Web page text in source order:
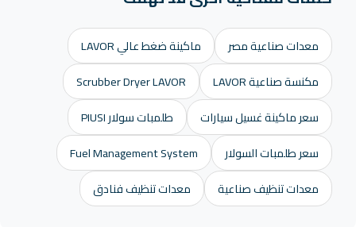
معدات صناعية مصر
ماكينة ضغط عالي LAVOR
مكنسة صناعية LAVOR
Scrubber Dryer LAVOR
سعر ماكينة غسيل سيارات
طلمبات سولار PIUSI
سعر طلمبات السولار
Fuel Management System
معدات تنظيف صناعية
معدات تنظيف فنادق